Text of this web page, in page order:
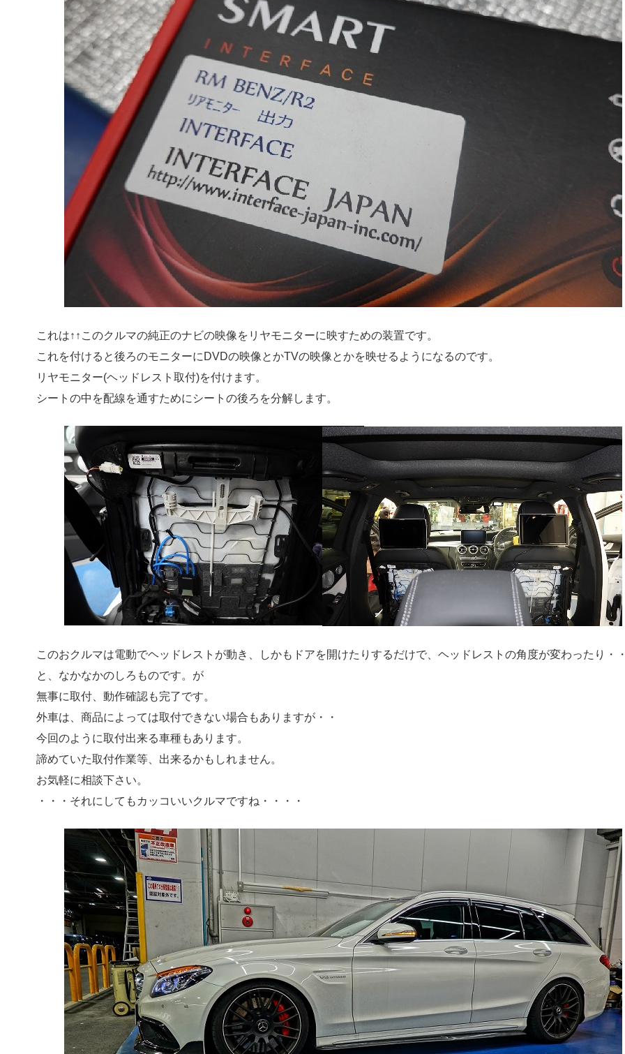
これは↑↑このクルマの純正のナビの映像をリヤモニターに映すための装置です。
これを付けると後ろのモニターにDVDの映像とかTVの映像とかを映せるようになるのです。
リヤモニター(ヘッドレスト取付)を付けます。
シートの中を配線を通すためにシートの後ろを分解します。
このおクルマは電動でヘッドレストが動き、しかもドアを開けたりするだけで、ヘッドレストの角度が変わったり・
と、なかなかのしろものです。が
無事に取付、動作確認も完了です。
外車は、商品によっては取付できない場合もありますが・・
今回のように取付出来る車種もあります。
諦めていた取付作業等、出来るかもしれません。
お気軽に相談下さい。
・・・それにしてもカッコいいクルマですね・・・・